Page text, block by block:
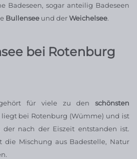
Badeseen, sogar anteilig Badeseen
Bullensee und derWeichelsee.
bei Rotenburg
für viele zu den schönsten
liegt bei Rotenburg (Wümme) und ist
der nach der Eiszeit entstanden ist.
die Mischung aus Badestelle, Natur